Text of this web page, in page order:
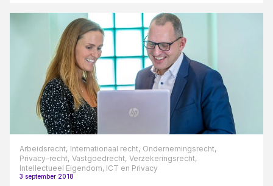
Arbeidsrecht, Internationaal recht, Ondernemingsrecht,
Privacy-recht, Vastgoedrecht, Verzekeringsrecht,
Intellectueel Eigendom, ICT en Privacy
3 september 2018